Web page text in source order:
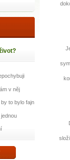
v něj
to bylo fajn
Je